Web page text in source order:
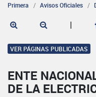
Primera Avisos Oficiales
|
VER PÁGINAS PUBLICADAS
ENTE
DE LA